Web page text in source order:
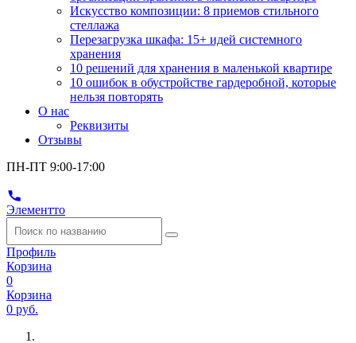
Искусство композиции: 8 приемов стильного
стеллажа
Перезагрузка шкафа: 15+ идей системного
хранения
10 решений для хранения в маленькой квартире
10 ошибок в обустройстве гардеробной, которые
нельзя повторять
О нас
Реквизиты
Отзывы
ПН-ПТ 9:00-17:00
Элементто
Профиль
Корзина
0
Корзина
0 руб.